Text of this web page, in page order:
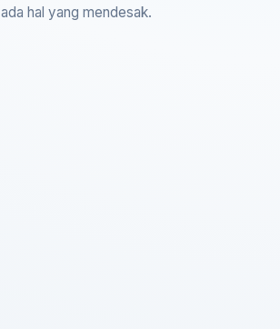
ada hal yang mendesak.